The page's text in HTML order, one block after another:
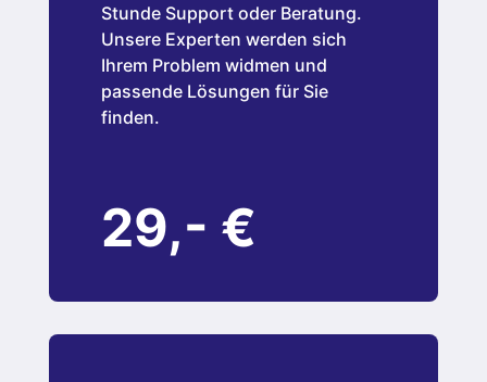
Stunde Support oder Beratung.
Unsere Experten werden sich
Ihrem Problem widmen und
passende Lösungen für Sie
finden.
29,- €